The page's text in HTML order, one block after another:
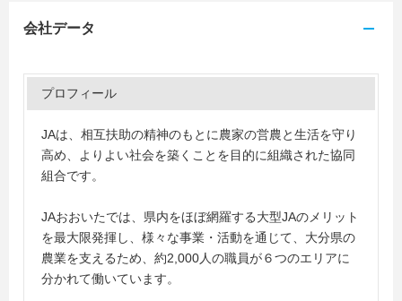
会社データ
プロフィール
JAは、相互扶助の精神のもとに農家の営農と生活を守り
高め、よりよい社会を築くことを目的に組織された協同
組合です。
JAおおいたでは、県内をほぼ網羅する大型JAのメリット
を最大限発揮し、様々な事業・活動を通じて、大分県の
農業を支えるため、約2,000人の職員が６つのエリアに
分かれて働いています。